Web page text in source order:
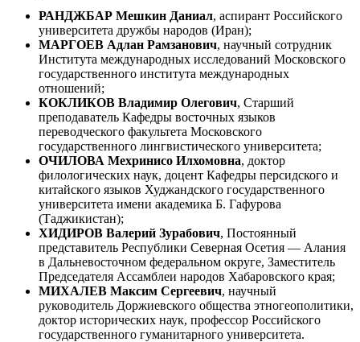
РАНДЖБАР Мешкин Даниал, аспирант Российского
университета дружбы народов (Иран);
МАРГОЕВ Адлан Рамзанович, научный сотрудник
Института международных исследований Московского
государственного института международных
отношений;
КОКЛИКОВ Владимир Олегович, Старший
преподаватель Кафедры восточных языков
переводческого факультета Московского
государственного лингвистического университета;
ОЧИЛОВА Мехринисо Илхомовна, доктор
филологических наук, доцент Кафедры персидского и
китайского языков Худжандского государственного
университета имени академика Б. Гафурова
(Таджикистан);
ХИДИРОВ Валерий Зурабович, Постоянный
представитель Республики Северная Осетия — Алания
в Дальневосточном федеральном округе, Заместитель
Председателя Ассамблеи народов Хабаровского края;
МИХАЛЕВ Максим Сергеевич, научный
руководитель Доржиевского общества этногеополитики,
доктор исторических наук, профессор Российского
государственного гуманитарного университета.